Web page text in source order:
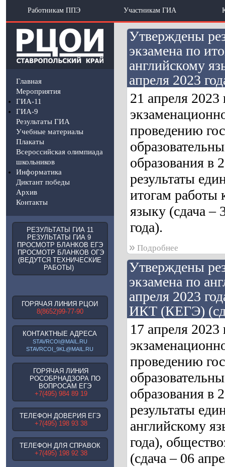
Работникам ППЭ Участникам ГИА
Главная
Мероприятия
ГИА-11
ГИА-9
Результаты ГИА
Учебные материалы
Плакаты
Всероссийская олимпиада
школьников
Информатика
Диктант победы
Архив
Контакты
РЕЗУЛЬТАТЫ ГИА 11
РЕЗУЛЬТАТЫ ГИА 9
ПРОСМОТР БЛАНКОВ ЕГЭ
ПРОСМОТР БЛАНКОВ ОГЭ
(ВЕДУТСЯ ТЕХНИЧЕСКИЕ
РАБОТЫ)
ГОРЯЧАЯ ЛИНИЯ РЦОИ
8(8652)99-77-90
КОНТАКТНЫЕ АДРЕСА
STAVRCOI@MAIL.RU
STAVRCOI_9KL@MAIL.RU
ГОРЯЧАЯ ЛИНИЯ
РОСОБРНАДЗОРА ПО
ВОПРОСАМ ЕГЭ
+7(495) 984 89 19
ТЕЛЕФОН ДОВЕРИЯ ЕГЭ
+7(495) 198 93 38
ТЕЛЕФОН ДЛЯ СПРАВОК
+7(495) 198 92 38
Утверждены
экзамена по
английскому
апреля 2023
21 апреля
проведению
образования в
результаты
итогам работы
языку (сдача –
года).
»Подробнее
Утверждены
экзамена по
апреля 2023
ИКТ (КЕГЭ)
17 апреля 2023
проведению
образования в
результаты
английскому
года),
(сдача – 06